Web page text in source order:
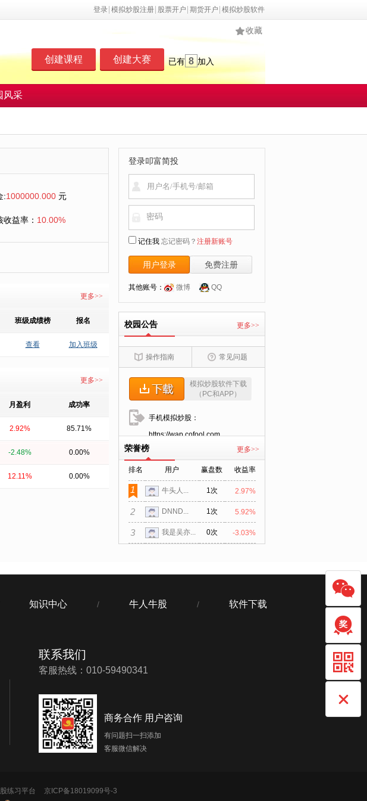
登录 模拟炒股注册 股票开户 期货开户 模拟炒股软件
收藏
创建课程 创建大赛 已有 8 加入
风采
:1000000.000 元
益率： 10.00%
更多>>
班级成绩榜 报名
查看 加入班级
更多>>
月盈利 成功率
2.92% 85.71%
-2.48% 0.00%
12.11% 0.00%
登录叩富简投
密码
记住我 忘记密码？ 注册新账号
其他账号： 微博 QQ
校园公告 更多>>
操作指南 常见问题
模拟炒股软件下载
（PC和APP）
手机模拟炒股：
https://wap.cofool.com
荣誉榜 更多>>
排名 用户 赢盘数 收益率
1 牛头人... 1次 2.97%
2 DNND... 1次 5.92%
3 我是吴亦... 0次 -3.03%
知识中心 / 牛人牛股 / 软件下载
联系我们
客服热线：010-59490341
商务合作 用户咨询
有问题扫一扫添加
客服微信解决
练习平台 京ICP备18019099号-3